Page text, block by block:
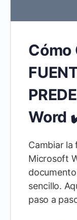
Cómo
Word
Cambiar la
Microsoft
sencillo.
paso a